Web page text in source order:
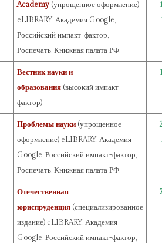
Academy (упрощенное оформление)
eLIBRARY, Академия Google,
Российский импакт-фактор,
Роспечать, Книжная палата РФ.
Вестник науки и
образования (высокий импакт-
фактор)
Проблемы науки (упрощенное
оформление) eLIBRARY, Академия
Google, Российский импакт-фактор,
Роспечать, Книжная палата РФ.
Отечественная
юриспруденция (специализированное
издание) eLIBRARY, Академия
Google, Российский импакт-фактор,